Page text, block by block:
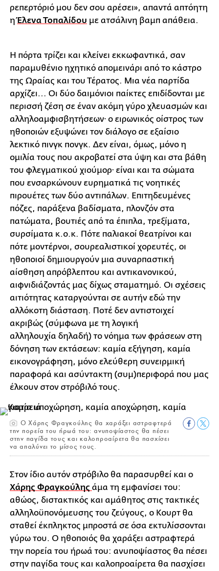
ρεπερτόριό μου δεν σου αρέσει», απαντά απτόητη
ηΈλενα Τοπαλίδου με ατσάλινη βαμπ απάθεια.
Η πόρτα τρίζει και κλείνει εκκωφαντικά, σαν
παραμυθένιο ηχητικό απομεινάρι από το κάστρο
της Ωραίας και του Τέρατος. Μια νέα παρτίδα
αρχίζει... Οι δύο δαιμόνιοι παίκτες επιδίδονται με
περισσή ζέση σε έναν ακόμη γύρο χλευασμών και
αλληλοαμφισβητήσεων· ο ειρωνικός οίστρος των
ηθοποιών εξυψώνει τον διάλογο σε εξαίσιο
λεκτικό πινγκ πονγκ. Δεν είναι, όμως, μόνο η
ομιλία τους που ακροβατεί στα ύψη και στα βάθη
του φλεγματικού χιούμορ· είναι και τα σώματα
που ενσαρκώνουν ευρηματικά τις νοητικές
πιρουέτες των δύο αντιπάλων. Επιτηδευμένες
πόζες, παράξενα βαδίσματα, πλονζόν στα
πατώματα, βουτιές από τα έπιπλα, τρεξίματα,
συρσίματα κ.ο.κ. Πότε παλιακοί θεατρίνοι και
πότε μοντέρνοι, σουρεαλιστικοί χορευτές, οι
ηθοποιοί δημιουργούν μια συναρπαστική
αίσθηση απρόβλεπτου και αντικανονικού,
αιφνιδιάζοντάς μας δίχως σταματημό. Οι σχέσεις
αιτιότητας καταργούνται σε αυτήν εδώ την
αλλόκοτη διάσταση. Ποτέ δεν αντιστοιχεί
ακριβώς (σύμφωνα με τη λογική
αλληλουχία δηλαδή) το νόημα των φράσεων στη
δόνηση των εκτάσεων: καμία εξήγηση, καμία
εικονογράφηση, μόνο ελεύθερη συνειρμική
παραφορά και ασύντακτη (συμ)περιφορά που μας
έλκουν στον στρόβιλό τους.
Ο Χάρης Φραγκούλης θα χαράξει αστραφτερά
την πορεία του ήρωά του: ανυποψίαστος θα πέσει
στην παγίδα τους και καλοπροαίρετα θα πασχίσει
να απαλύνει το μίσος τους.
Στον ίδιο αυτόν στρόβιλο θα παρασυρθεί και ο
Χάρης Φραγκούλης άμα τη εμφανίσει του:
αθώος, διστακτικός και αμάθητος στις τακτικές
αλληλοϋπονόμευσης του ζεύγους, ο Κουρτ θα
σταθεί έκπληκτος μπροστά σε όσα εκτυλίσσονται
γύρω του. Ο ηθοποιός θα χαράξει αστραφτερά
την πορεία του ήρωά του: ανυποψίαστος θα πέσει
στην παγίδα τους και καλοπροαίρετα θα πασχίσει